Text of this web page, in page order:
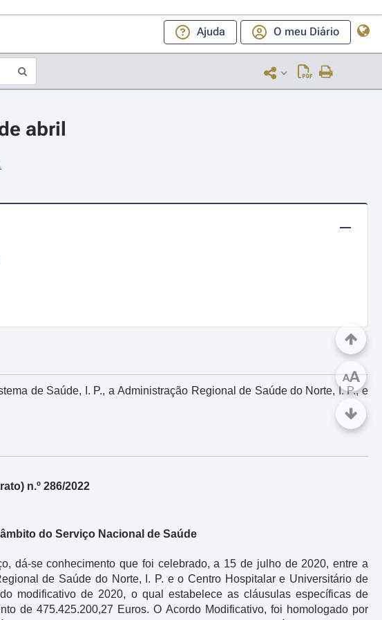
Ajuda O meu Diário
abril
de Saúde, I. P., a Administração Regional de Saúde do Norte, I. P., e
n.º 286/2022
do Serviço Nacional de Saúde
dá-se conhecimento que foi celebrado, a 15 de julho de 2020, entre a
de Saúde do Norte, I. P. e o Centro Hospitalar e Universitário de
modificativo de 2020, o qual estabelece as cláusulas específicas de
de 475.425.200,27 Euros. O Acordo Modificativo, foi homologado por
AA